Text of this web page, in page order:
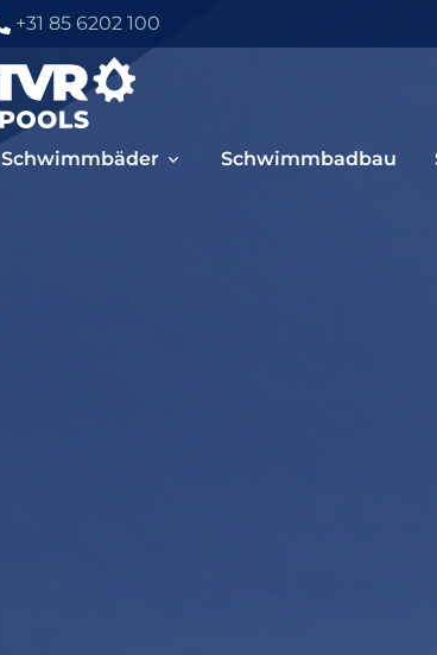
+31 85 6202 100
Schwimmbäder Schwimmbadbau